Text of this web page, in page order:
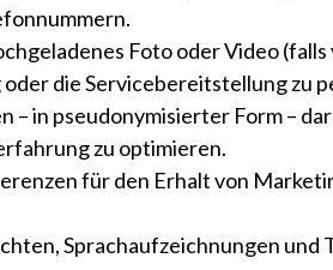
Foto oder Video
die Servicebereitstellung zu
– in pseudonymisierter Form –
zu optimieren.
für den Erhalt von
Sprachaufzeichnungen und